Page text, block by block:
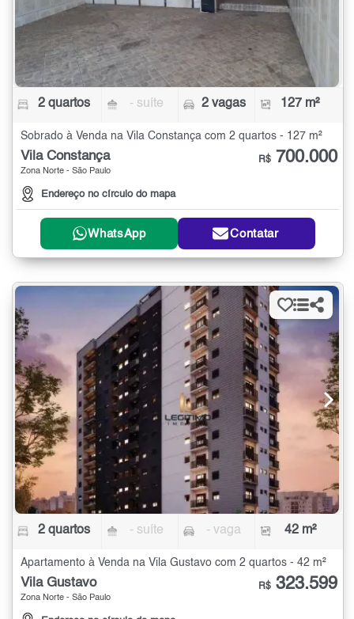
2 quartos - suíte 2 vagas 127 m²
Sobrado à Venda na Vila Constança com 2 quartos - 127 m²
Vila Constança
Zona Norte - São Paulo
Endereço no círculo do mapa
R$ 700.000
WhatsApp Contatar
2 quartos - suíte - vaga 42 m²
Apartamento à Venda na Vila Gustavo com 2 quartos - 42 m²
Vila Gustavo
Zona Norte - São Paulo
R$ 323.599